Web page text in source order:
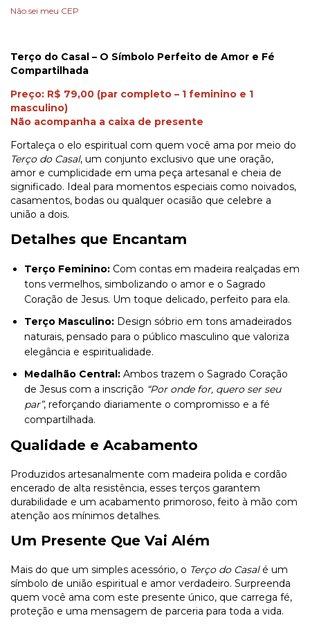
Não sei meu CEP
Terço do Casal – O Símbolo Perfeito de Amor e Fé
Compartilhada
Preço: R$ 79,00 (par completo – 1 feminino e 1
masculino)
Não acompanha a caixa de presente
Fortaleça o elo espiritual com quem você ama por meio do
Terço do Casal, um conjunto exclusivo que une oração,
amor e cumplicidade em uma peça artesanal e cheia de
significado. Ideal para momentos especiais como noivados,
casamentos, bodas ou qualquer ocasião que celebre a
união a dois.
Detalhes que Encantam
Terço Feminino: Com contas em madeira realçadas em
tons vermelhos, simbolizando o amor e o Sagrado
Coração de Jesus. Um toque delicado, perfeito para ela.
Terço Masculino: Design sóbrio em tons amadeirados
naturais, pensado para o público masculino que valoriza
elegância e espiritualidade.
Medalhão Central: Ambos trazem o Sagrado Coração
de Jesus com a inscrição “Por onde for, quero ser seu
par”, reforçando diariamente o compromisso e a fé
compartilhada.
Qualidade e Acabamento
Produzidos artesanalmente com madeira polida e cordão
encerado de alta resistência, esses terços garantem
durabilidade e um acabamento primoroso, feito à mão com
atenção aos mínimos detalhes.
Um Presente Que Vai Além
Mais do que um simples acessório, o Terço do Casalé um
símbolo de união espiritual e amor verdadeiro. Surpreenda
quem você ama com este presente único, que carrega fé,
proteção e uma mensagem de parceria para toda a vida.